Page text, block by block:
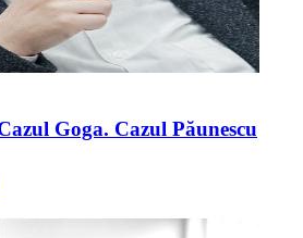
Goga. Cazul Păunescu